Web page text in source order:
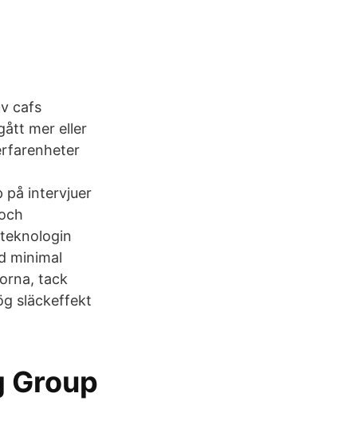
cafs
mer eller
på intervjuer
minimal
tack
släckeffekt
Group